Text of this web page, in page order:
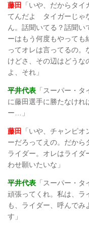
藤田
「いや、だからタ
てんだよ タイガーじゃ
ん。話聞いてる？話聞
ーはもう何度もやっても
ってオレは言ってるの。
けどさ、その辺はどう
よ、それ」
平井代表 「スーパー・
に藤田選手に勝たなけれ
ー…」
藤田
「いや、チャンピ
ーだろってえの。だから
ライダー。オレはライダ
わせ願いたいな」
平井代表 「スーパー・
頑張ってくれ。私は、ラ
も、ライダー、呼んでみ
す」